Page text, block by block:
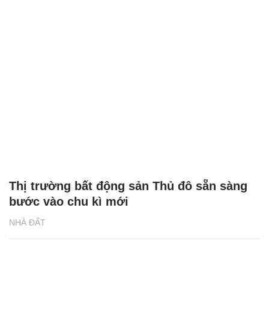
NHÀ ĐẤT
Thị trường bất động sản Thủ đô sẵn sàng
bước vào chu kì mới